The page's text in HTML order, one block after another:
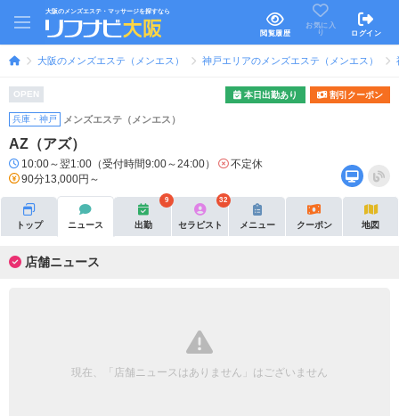
大阪のメンズエステ・マッサージを探すなら
閲覧履歴
お気に入
り
ログイン
大阪のメンズエステ（メンエス） 神戸エリアのメンズエステ（メンエス）
OPEN 本日出勤あり 割引クーポン
兵庫・神戸 メンズエステ（メンエス）
AZ（アズ）
10:00～翌1:00（受付時間9:00～24:00）
不定休
90分13,000円～
トップ ニュース 出勤
9
セラピスト
32
メニュー クーポン 地図
店舗ニュース
現在、「店舗ニュースはありません」はございません